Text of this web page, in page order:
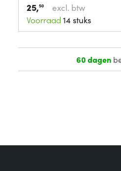
25,50
excl. btw
Voorraad 14 stuks
60 dagen